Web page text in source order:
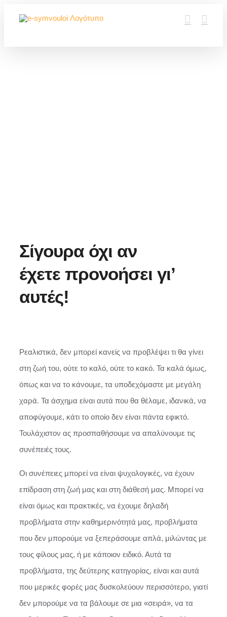
Σίγουρα όχι αν
έχετε προνοήσει γι’
αυτές!
Ρεαλιστικά, δεν μπορεί κανείς να προβλέψει τι θα γίνει
στη ζωή του, ούτε το καλό, ούτε το κακό. Τα καλά όμως,
όπως και να το κάνουμε, τα υποδεχόμαστε με μεγάλη
χαρά. Τα άσχημα είναι αυτά που θα θέλαμε, ιδανικά, να
αποφύγουμε, κάτι το οποίο δεν είναι πάντα εφικτό.
Τουλάχιστον ας προσπαθήσουμε να απαλύνουμε τις
συνέπειές τους.
Οι συνέπειες μπορεί να είναι ψυχολογικές, να έχουν
επίδραση στη ζωή μας και στη διάθεσή μας. Μπορεί να
είναι όμως και πρακτικές, να έχουμε δηλαδή
προβλήματα στην καθημερινότητά μας, προβλήματα
που δεν μπορούμε να ξεπεράσουμε απλά, μιλώντας με
τους φίλους μας, ή με κάποιον ειδικό. Αυτά τα
προβλήματα, της δεύτερης κατηγορίας, είναι και αυτά
που μερικές φορές μας δυσκολεύουν περισσότερο, γιατί
δεν μπορούμε να τα βάλουμε σε μια «σειρά», να τα